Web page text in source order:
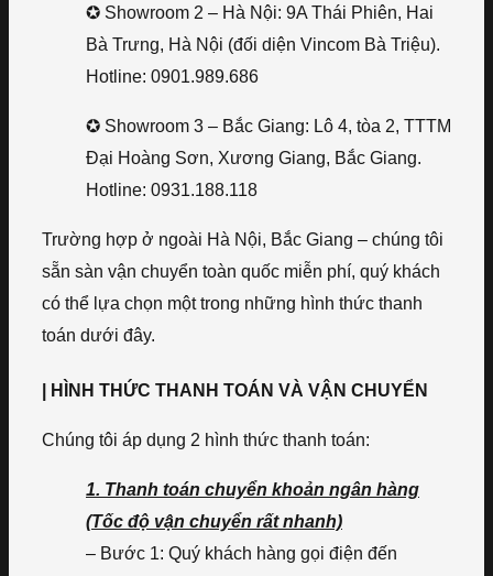
✪ Showroom 2 – Hà Nội: 9A Thái Phiên, Hai
Bà Trưng, Hà Nội (đối diện Vincom Bà Triệu).
Hotline: 0901.989.686
✪ Showroom 3 – Bắc Giang: Lô 4, tòa 2, TTTM
Đại Hoàng Sơn, Xương Giang, Bắc Giang.
Hotline: 0931.188.118
Trường hợp ở ngoài Hà Nội, Bắc Giang – chúng tôi
sẵn sàn vận chuyển toàn quốc miễn phí, quý khách
có thể lựa chọn một trong những hình thức thanh
toán dưới đây.
| HÌNH THỨC THANH TOÁN VÀ VẬN CHUYỂN
Chúng tôi áp dụng 2 hình thức thanh toán:
1. Thanh toán chuyển khoản ngân hàng
(Tốc độ vận chuyển rất nhanh)
– Bước 1: Quý khách hàng gọi điện đến